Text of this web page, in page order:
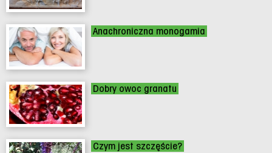
Anachroniczna monogamia
Dobry owoc granatu
Czym jest szczęście?